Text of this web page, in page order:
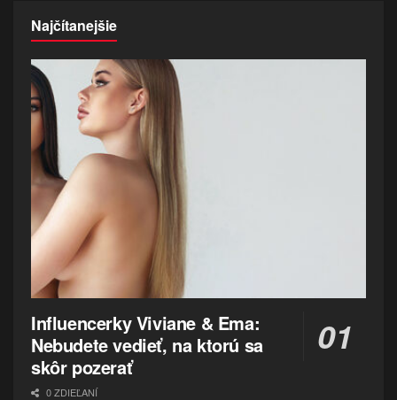
Najčítanejšie
Influencerky Viviane & Ema:
Nebudete vedieť, na ktorú sa
skôr pozerať
0 ZDIEĽANÍ